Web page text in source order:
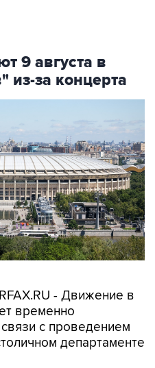
9 августа в
из-за концерта
- Движение в
временно
с проведением
департаменте